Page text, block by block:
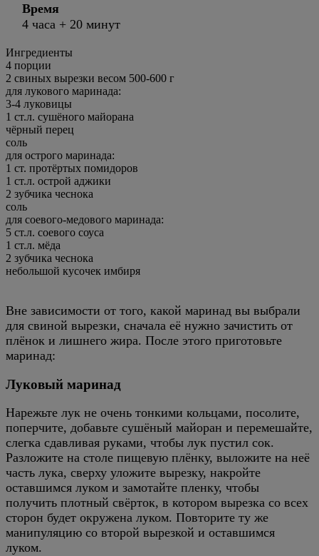
Время
4 часа + 20 минут
Ингредиенты
4 порции
2 свиных вырезки весом 500-600 г
для лукового маринада:
3-4 луковицы
1 ст.л. сушёного майорана
чёрный перец
соль
для острого маринада:
1 ст. протёртых помидоров
1 ст.л. острой аджики
2 зубчика чеснока
соль
для соевого-медового маринада:
5 ст.л. соевого соуса
1 ст.л. мёда
2 зубчика чеснока
небольшой кусочек имбиря
Вне зависимости от того, какой маринад вы выбрали
для свиной вырезки, сначала её нужно зачистить от
плёнок и лишнего жира. После этого приготовьте
маринад:
Луковый маринад
Нарежьте лук не очень тонкими кольцами, посолите,
поперчите, добавьте сушёный майоран и перемешайте,
слегка сдавливая руками, чтобы лук пустил сок.
Разложите на столе пищевую плёнку, выложите на неё
часть лука, сверху уложите вырезку, накройте
оставшимся луком и замотайте пленку, чтобы
получить плотный свёрток, в котором вырезка со всех
сторон будет окружена луком. Повторите ту же
манипуляцию со второй вырезкой и оставшимся
луком.